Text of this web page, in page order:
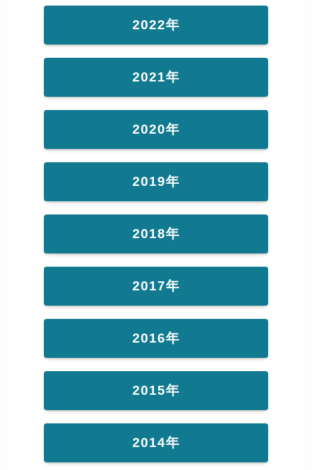
2022年
2021年
2020年
2019年
2018年
2017年
2016年
2015年
2014年